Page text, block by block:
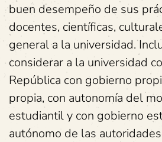
buen desempeño de sus
docentes, científicas,
general a la universidad.
considerar a la universidad
República con gobierno
propia, con autonomía del
estudiantil y con gobierno
autónomo de las